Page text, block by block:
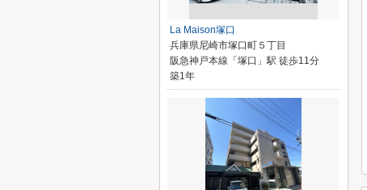
La Maison塚口
兵庫県尼崎市塚口町５丁目
阪急神戸本線「塚口」駅 徒歩11分
築1年